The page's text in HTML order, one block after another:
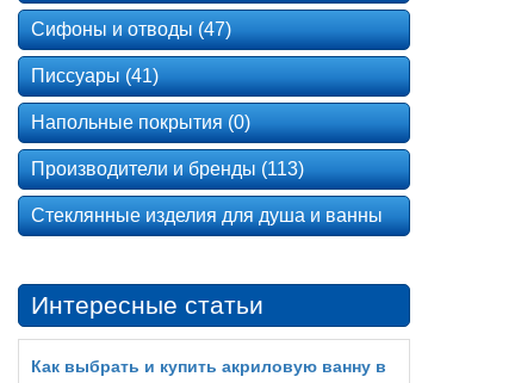
Сифоны и отводы (47)
Писсуары (41)
Напольные покрытия (0)
Производители и бренды (113)
Стеклянные изделия для душа и ванны
Интересные статьи
Как выбрать и купить акриловую ванну в